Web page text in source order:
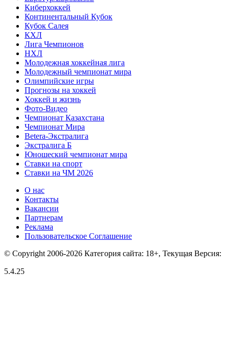
Киберхоккей
Континентальный Кубок
Кубок Салея
КХЛ
Лига Чемпионов
НХЛ
Молодежная хоккейная лига
Молодежный чемпионат мира
Олимпийские игры
Прогнозы на хоккей
Хоккей и жизнь
Фото-Видео
Чемпионат Казахстана
Чемпионат Мира
Betera-Экстралига
Экстралига Б
Юношеский чемпионат мира
Ставки на спорт
Ставки на ЧМ 2026
О нас
Контакты
Вакансии
Партнерам
Реклама
Пользовательское Соглашение
© Copyright 2006-2026 Категория сайта: 18+, Текущая Версия:
5.4.25